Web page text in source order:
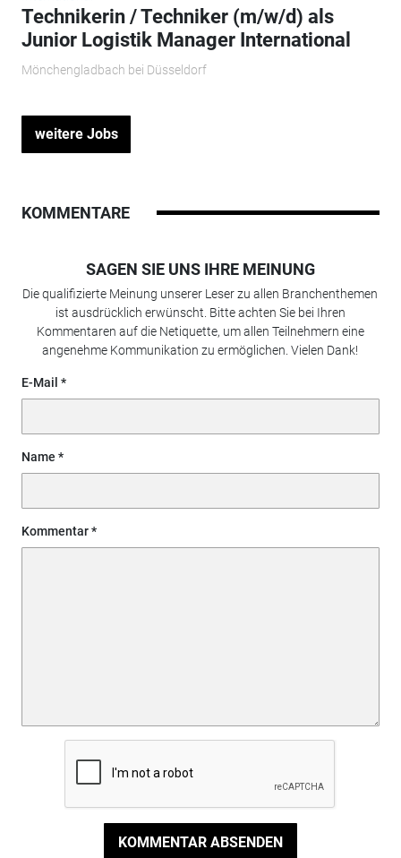
Technikerin / Techniker (m/w/d) als
Junior Logistik Manager International
Mönchengladbach bei Düsseldorf
weitere Jobs
KOMMENTARE
SAGEN SIE UNS IHRE MEINUNG
Die qualifizierte Meinung unserer Leser zu allen Branchenthemen
ist ausdrücklich erwünscht. Bitte achten Sie bei Ihren
Kommentaren auf die Netiquette, um allen Teilnehmern eine
angenehme Kommunikation zu ermöglichen. Vielen Dank!
E-Mail
Name
Kommentar
KOMMENTAR ABSENDEN